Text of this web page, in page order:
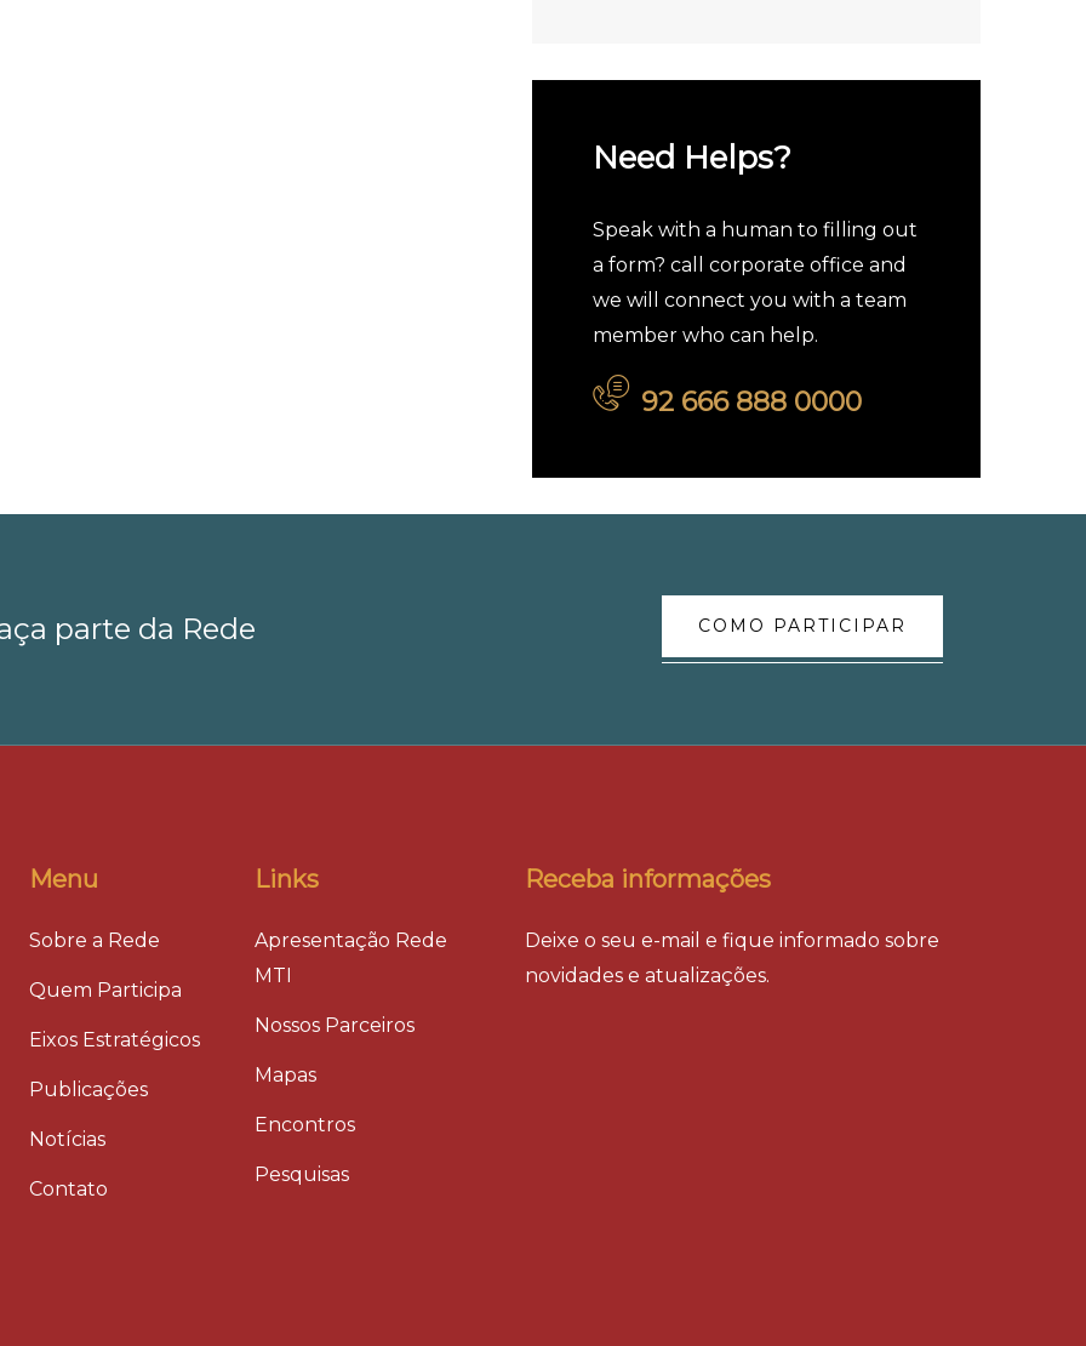
Need Helps?
Speak with a human to filling out
a form? call corporate office and
we will connect you with a team
member who can help.
92 666 888 0000
parte da Rede COMO PARTICIPAR
Menu
Sobre a Rede
Quem Participa
Eixos Estratégicos
Publicações
Notícias
Contato
Links
Apresentação Rede
MTI
Nossos Parceiros
Mapas
Encontros
Pesquisas
Receba informações
Deixe o seu e-mail e fique informado sobre
novidades e atualizações.